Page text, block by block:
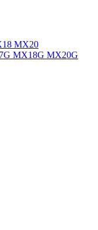
MX20
MX18G MX20G